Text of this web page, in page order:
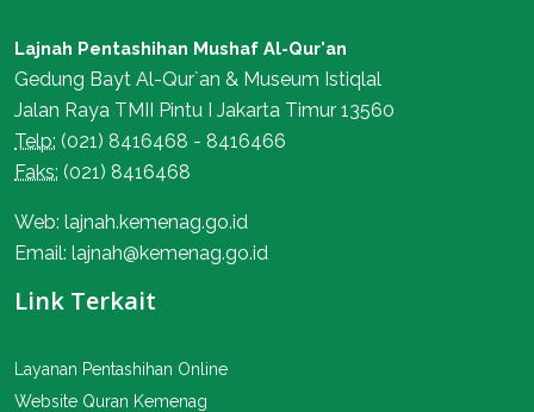
Lajnah Pentashihan Mushaf Al-Qur'an
Gedung Bayt Al-Qur`an & Museum Istiqlal
Jalan Raya TMII Pintu I Jakarta Timur 13560
Telp: (021) 8416468 - 8416466
Faks: (021) 8416468
Web: lajnah.kemenag.go.id
Email: lajnah@kemenag.go.id
Link Terkait
Layanan Pentashihan Online
Website Quran Kemenag